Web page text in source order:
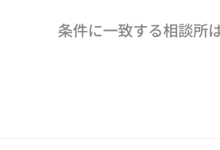
条件に一致する相談所